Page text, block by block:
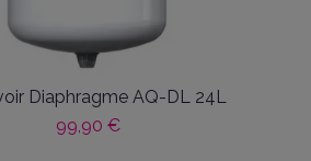
Diaphragme AQ-DL 24L
99,90 €